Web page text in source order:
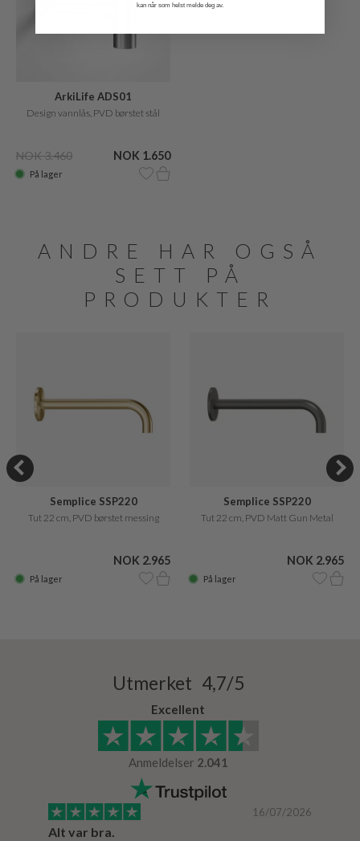
ArkiLife ADS01
Design vannlås, PVD børstet stål
NOK 3.460 NOK 1.650
På lager
ANDRE HAR OGSÅ
SETT PÅ
PRODUKTER
Semplice SSP220
Tut 22 cm, PVD børstet messing
NOK 2.965
På lager
Semplice SSP220
Tut 22 cm, PVD Matt Gun Metal
NOK 2.965
På lager
Utmerket 4,7/5
Excellent
Anmeldelser 2.041
16/07/2026
Alt var bra.
kan når som helst melde deg av.